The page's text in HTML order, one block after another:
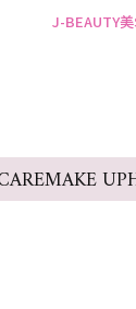
J-BEAUTY
MAKE UP